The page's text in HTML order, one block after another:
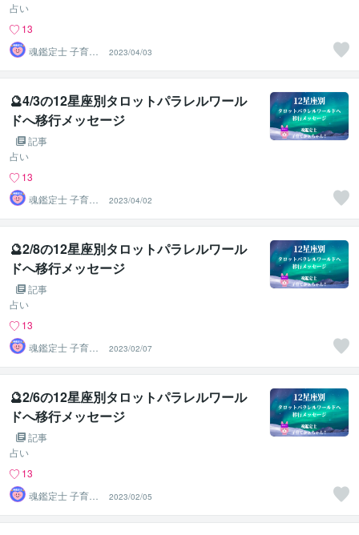
占い
13
魂鑑定士 子育て
かぁちゃん！
2023/04/03
🔮4/3の12星座別タロットパラレルワール
ドへ移行メッセージ
記事
占い
13
魂鑑定士 子育て
かぁちゃん！
2023/04/02
🔮2/8の12星座別タロットパラレルワール
ドへ移行メッセージ
記事
占い
13
魂鑑定士 子育て
かぁちゃん！
2023/02/07
🔮2/6の12星座別タロットパラレルワール
ドへ移行メッセージ
記事
占い
13
魂鑑定士 子育て
かぁちゃん！
2023/02/05